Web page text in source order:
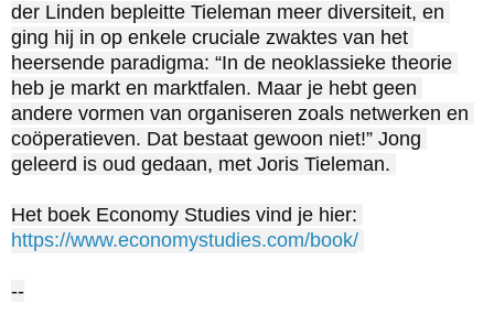
der Linden bepleitte Tieleman meer diversiteit, en
ging hij in op enkele cruciale zwaktes van het
heersende paradigma: “In de neoklassieke theorie
heb je markt en marktfalen. Maar je hebt geen
andere vormen van organiseren zoals netwerken en
coöperatieven. Dat bestaat gewoon niet!” Jong
geleerd is oud gedaan, met Joris Tieleman.
Het boek Economy Studies vind je hier:
https://www.economystudies.com/book/
--